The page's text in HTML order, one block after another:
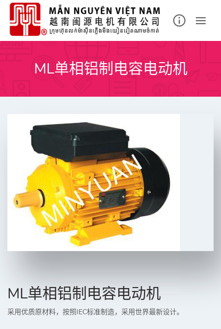
Skip
content
ML单相铝制电容电动机
ML单相铝制电容电动机
采用优质原材料，按照IEC标准制造，采用世界最新设计。